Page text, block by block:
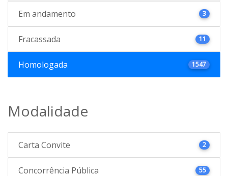
Em andamento 3
Fracassada 11
Homologada 1547
Modalidade
Carta Convite 2
Concorrência Pública 55